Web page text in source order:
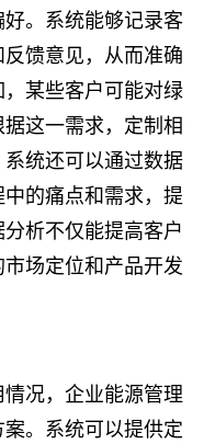
。系统能够记录客
馈意见，从而准确
某些客户可能对绿
这一需求，定制相
统还可以通过数据
的痛点和需求，提
析不仅能提高客户
场定位和产品开发
况，企业能源管理
。系统可以提供定